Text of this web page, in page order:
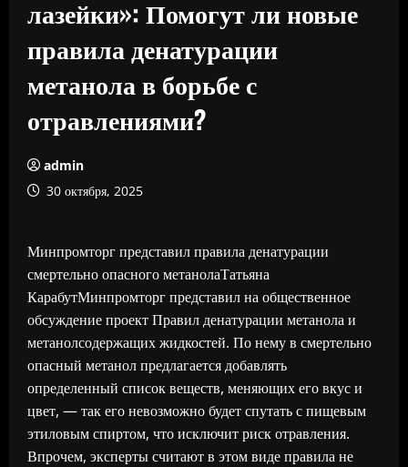
лазейки»: Помогут ли новые
правила денатурации
метанола в борьбе с
отравлениями?
admin
30 октября, 2025
Минпромторг представил правила денатурации
смертельно опасного метанолаТатьяна
КарабутМинпромторг представил на общественное
обсуждение проект Правил денатурации метанола и
метанолсодержащих жидкостей. По нему в смертельно
опасный метанол предлагается добавлять
определенный список веществ, меняющих его вкус и
цвет, — так его невозможно будет спутать с пищевым
этиловым спиртом, что исключит риск отравления.
Впрочем, эксперты считают в этом виде правила не